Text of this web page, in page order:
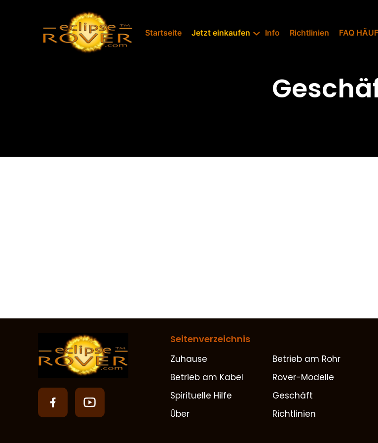
Startseite Jetzt einkaufen Info Richtlinien FAQ
Seitenverzeichnis
Zuhause
Betrieb am Rohr
Betrieb am Kabel
Rover-Modelle
Spirituelle Hilfe
Geschäft
Über
Richtlinien